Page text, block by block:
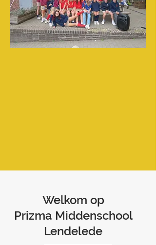
Welkom op
Prizma Middenschool
Lendelede